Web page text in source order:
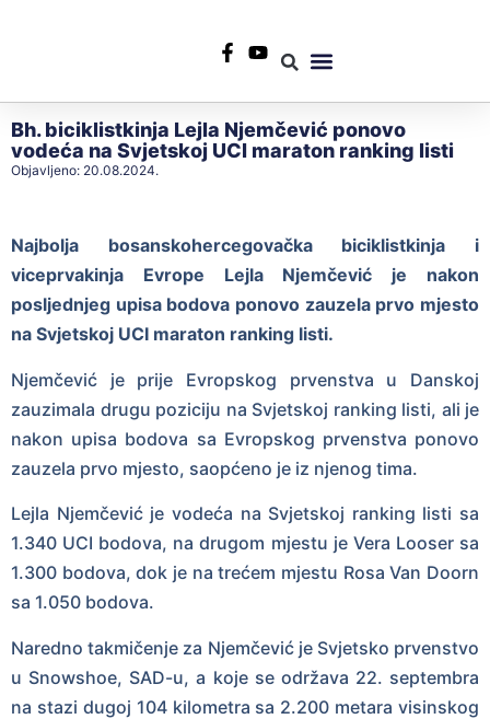
Bh. biciklistkinja Lejla Njemčević ponovo
vodeća na Svjetskoj UCI maraton ranking listi
Objavljeno: 20.08.2024.
Najbolja bosanskohercegovačka biciklistkinja i
viceprvakinja Evrope Lejla Njemčević je nakon
posljednjeg upisa bodova ponovo zauzela prvo mjesto
na Svjetskoj UCI maraton ranking listi.
Njemčević je prije Evropskog prvenstva u Danskoj
zauzimala drugu poziciju na Svjetskoj ranking listi, ali je
nakon upisa bodova sa Evropskog prvenstva ponovo
zauzela prvo mjesto, saopćeno je iz njenog tima.
Lejla Njemčević je vodeća na Svjetskoj ranking listi sa
1.340 UCI bodova, na drugom mjestu je Vera Looser sa
1.300 bodova, dok je na trećem mjestu Rosa Van Doorn
sa 1.050 bodova.
Naredno takmičenje za Njemčević je Svjetsko prvenstvo
u Snowshoe, SAD-u, a koje se održava 22. septembra
na stazi dugoj 104 kilometra sa 2.200 metara visinskog